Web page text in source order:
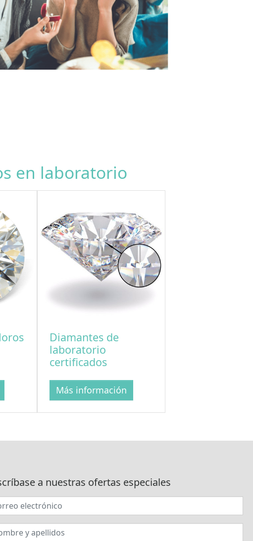
en laboratorio
Diamantes de
laboratorio
certificados
Más información
a nuestras ofertas especiales